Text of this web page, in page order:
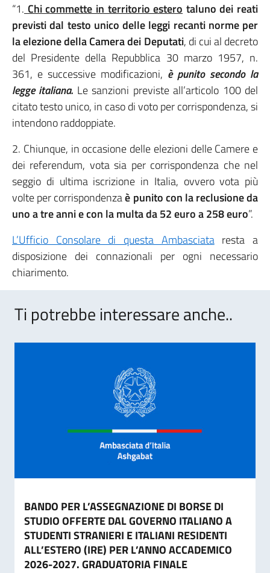
“1. Chi commette in territorio estero taluno dei reati
previsti dal testo unico delle leggi recanti norme per
la elezione della Camera dei Deputati, di cui al decreto
del Presidente della Repubblica 30 marzo 1957, n.
361, e successive modificazioni, è punito secondo la
legge italiana. Le sanzioni previste all’articolo 100 del
citato testo unico, in caso di voto per corrispondenza, si
intendono raddoppiate.
2. Chiunque, in occasione delle elezioni delle Camere e
dei referendum, vota sia per corrispondenza che nel
seggio di ultima iscrizione in Italia, ovvero vota più
volte per corrispondenzaè punito con la reclusione da
uno a tre anni e con la multa da 52 euro a 258 euro”.
L’Ufficio Consolare di questa Ambasciataresta a
disposizione dei connazionali per ogni necessario
chiarimento.
Ti potrebbe interessare anche..
BANDO PER L’ASSEGNAZIONE DI BORSE DI
STUDIO OFFERTE DAL GOVERNO ITALIANO A
STUDENTI STRANIERI E ITALIANI RESIDENTI
ALL’ESTERO (IRE) PER L’ANNO ACCADEMICO
2026-2027. GRADUATORIA FINALE